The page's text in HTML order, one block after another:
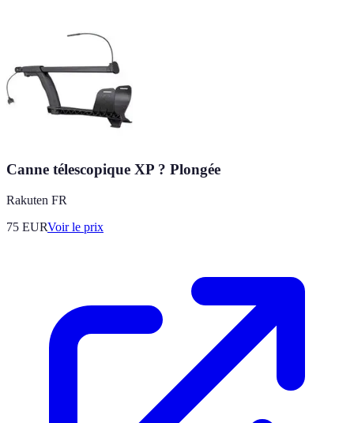
Canne télescopique XP ? Plongée
Rakuten FR
75 EURVoir le prix